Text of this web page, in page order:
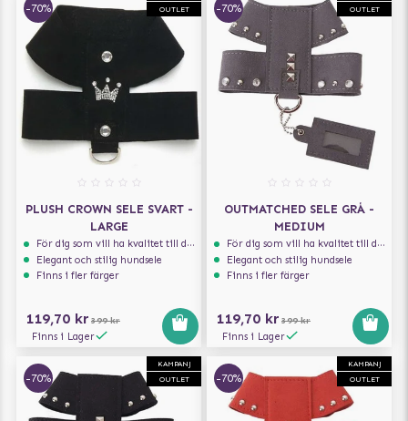
OUTLET
-70%
PLUSH CROWN SELE SVART -
LARGE
För dig som vill ha kvalitet till din hund!
Elegant och stilig hundsele
Finns i fler färger
119,70 kr 399 kr
Finns i Lager
OUTLET
-70%
OUTMATCHED SELE GRÅ -
MEDIUM
För dig som vill ha kvalitet till din hund!
Elegant och stilig hundsele
Finns i fler färger
119,70 kr 399 kr
Finns i Lager
KAMPANJ
OUTLET
-70%
KAMPANJ
OUTLET
-70%